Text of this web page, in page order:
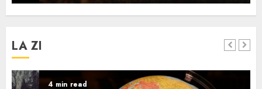
LA ZI
4 min read